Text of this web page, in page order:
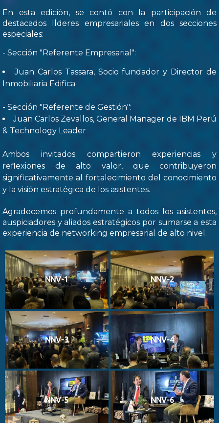
En esta edición, se contó con la participación de
destacados lÍderes empresariales en dos secciones
especiales:
- Sección "Referente Empresarial":
Juan Carlos Tassara, Socio fundador y Director de
Inmobiliaria Edifica
- Sección "Referente de Gestión":
Juan Carlos Zevallos, General Manager de IBM Perú
& Technology Leader
Ambos invitados compartieron experiencias y
reflexiones de alto valor, que contribuyeron
significativamente al fortalecimiento del conocimiento
y la visión estratégica de los asistentes.
Agradecemos profundamente a todos los asistentes,
auspiciadores y aliados estratégicos por sumarse a esta
experiencia de networking empresarial de alto nivel.
NNV-1 NNV-2
NNV-3 NNV-4
NNV-5 NNV-6